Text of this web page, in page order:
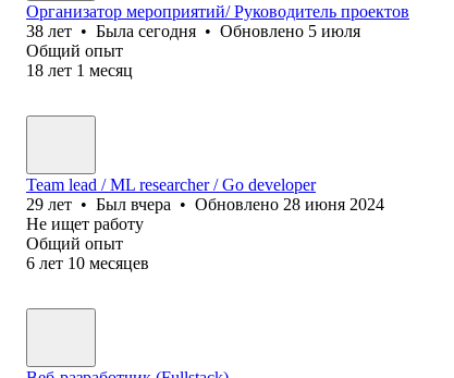
Организатор мероприятий/ Руководитель проектов
38 лет • Была сегодня • Обновлено 5 июля
Общий опыт
18 лет 1 месяц
Team lead / ML researcher / Go developer
29 лет • Был вчера • Обновлено 28 июня 2024
Не ищет работу
Общий опыт
6 лет 10 месяцев